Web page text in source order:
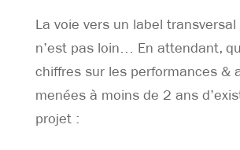
La voie vers un label transversal
n’est pas loin… En attendant,
chiffres sur les performances &
menées à moins de 2 ans
projet :